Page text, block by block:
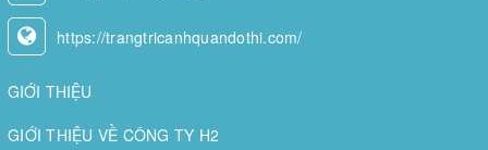
https://trangtricanhquandothi.com/
GIỚI THIỆU
GIỚI THIỆU VỀ CÔNG TY H2